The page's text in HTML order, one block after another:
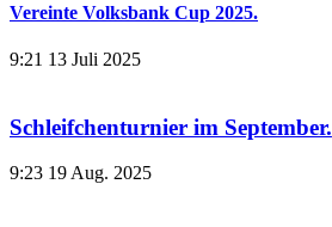
Vereinte Volksbank Cup 2025.
9:21 13 Juli 2025
Schleifchenturnier im September.
9:23 19 Aug. 2025